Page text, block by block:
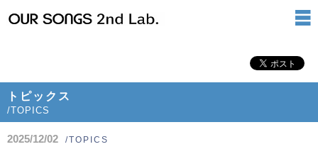
トピックス
/TOPICS
2025/12/02 /TOPICS